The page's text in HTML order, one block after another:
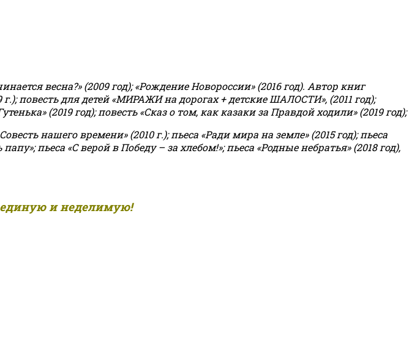
весна?» (2009 год); «Рождение Новороссии» (2016 год). Автор книг
повесть для детей «МИРАЖИ на дорогах + детские ШАЛОСТИ», (2011 год);
(2019 год); повесть «Сказ о том, как казаки за Правдой ходили» (2019 год);
нашего времени» (2010 г.); пьеса «Ради мира на земле» (2015 год); пьеса
пьеса «С верой в Победу – за хлебом!»;пьеса «Родные небратья» (2018 год),
единую и неделимую!